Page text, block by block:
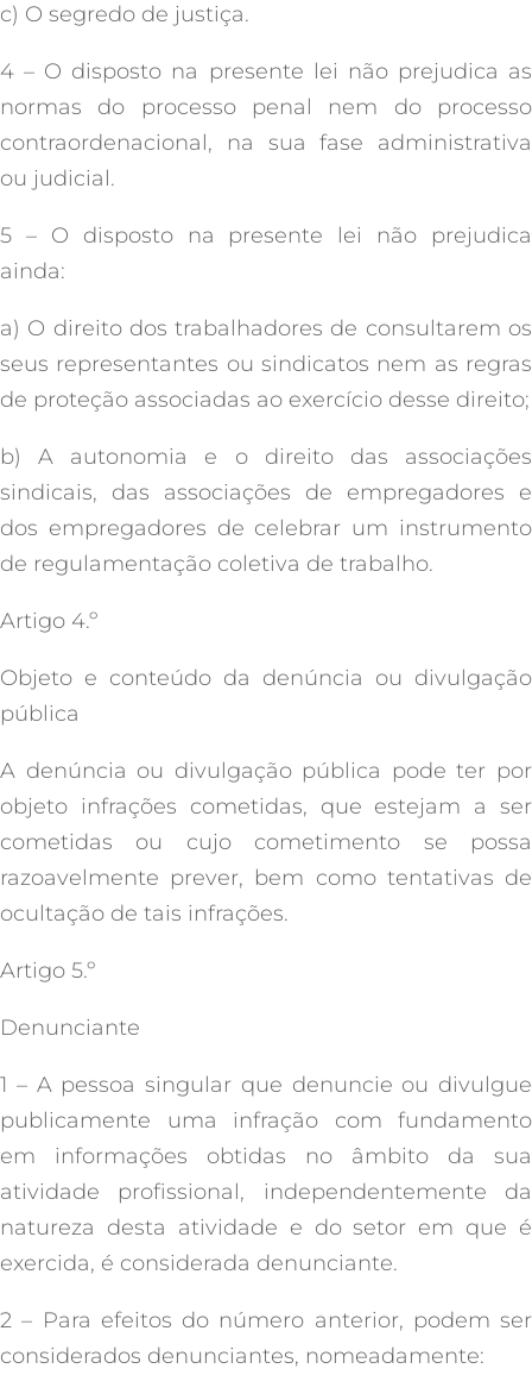
c) O segredo de justiça.
4 – O disposto na presente lei não prejudica as
normas do processo penal nem do processo
contraordenacional, na sua fase administrativa
ou judicial.
5 – O disposto na presente lei não prejudica
ainda:
a) O direito dos trabalhadores de consultarem os
seus representantes ou sindicatos nem as regras
de proteção associadas ao exercício desse direito;
b) A autonomia e o direito das associações
sindicais, das associações de empregadores e
dos empregadores de celebrar um instrumento
de regulamentação coletiva de trabalho.
Artigo 4.º
Objeto e conteúdo da denúncia ou divulgação
pública
A denúncia ou divulgação pública pode ter por
objeto infrações cometidas, que estejam a ser
cometidas ou cujo cometimento se possa
razoavelmente prever, bem como tentativas de
ocultação de tais infrações.
Artigo 5.º
Denunciante
1 – A pessoa singular que denuncie ou divulgue
publicamente uma infração com fundamento
em informações obtidas no âmbito da sua
atividade profissional, independentemente da
natureza desta atividade e do setor em que é
exercida, é considerada denunciante.
2 – Para efeitos do número anterior, podem ser
considerados denunciantes, nomeadamente: